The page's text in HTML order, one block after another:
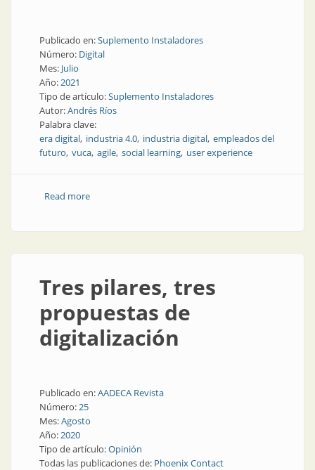
Publicado en:Suplemento Instaladores
Número: Digital
Mes: Julio
Año:2021
Tipo de artículo:Suplemento Instaladores
Autor:Andrés Ríos
Palabra clave:
era digital industria 4.0 industria digital empleados del
futuro vuca agile social learning user experience
Read moreabout La nueva era del aprendizaje empresarial: las
Tres pilares, tres
propuestas de
digitalización
Publicado en:AADECA Revista
Número:25
Mes:Agosto
Año:2020
Tipo de artículo:Opinión
Todas las publicaciones de: Phoenix Contact